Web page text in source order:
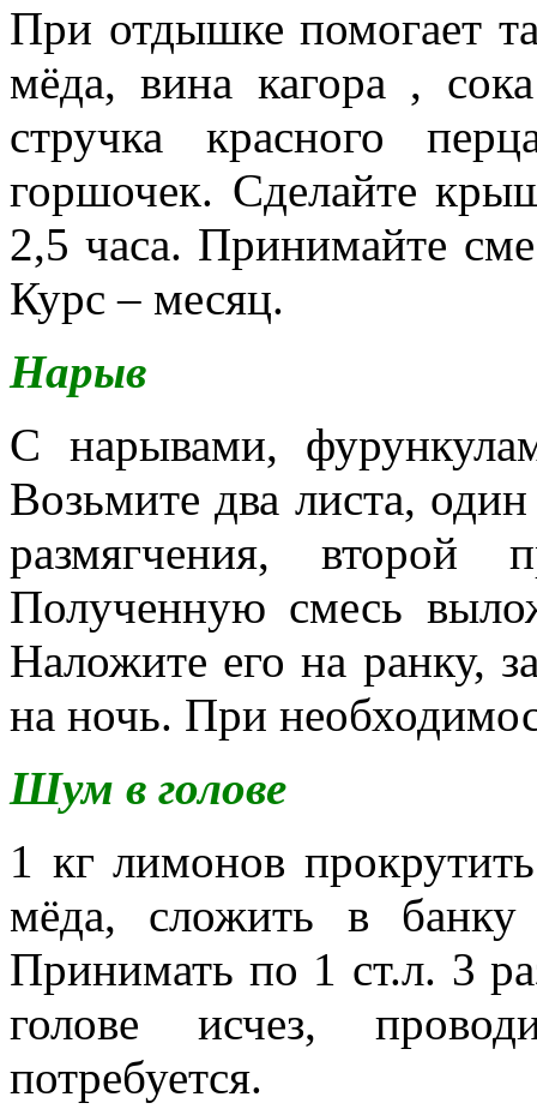
При отдышке помогает
мёда, вина кагора ,
стручка красного
горшочек. Сделайте
2,5 часа. Принимайте
Курс – месяц.
Нарыв
С нарывами,
Возьмите два листа,
размягчения, второй
Полученную смесь
Наложите его на ранку,
на ночь. При
Шум в голове
1 кг лимонов
мёда, сложить в банку
Принимать по 1 ст.л. 3
голове исчез,
потребуется.